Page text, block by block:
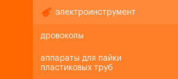
электроинструмент
дровоколы
аппараты для пайки
пластиковых труб